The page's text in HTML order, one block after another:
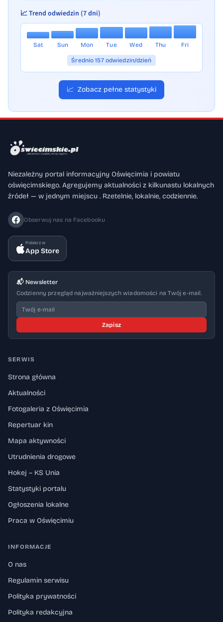
📈 Trend odwiedzin (7 dni)
Sat Sun Mon Tue Wed Thu Fri
Średnio 157 odwiedzin/dzień
📈 Zobacz pełne statystyki
Niezależny portal informacyjny Oświęcimia i powiatu
oświęcimskiego. Agregujemy aktualności z kilkunastu lokalnych
źródeł — w jednym miejscu . Rzetelnie, lokalnie, codziennie.
Obserwuj nas na Facebooku
Pobierz w
App Store
📬 Newsletter
Codzienny przegląd najważniejszych wiadomości na Twój e-mail.
Zapisz
SERWIS
Strona główna
Aktualności
Fotogaleria z Oświęcimia
Repertuar kin
Mapa aktywności
Utrudnienia drogowe
Hokej – KS Unia
Statystyki portalu
Ogłoszenia lokalne
Praca w Oświęcimiu
INFORMACJE
O nas
Regulamin serwisu
Polityka prywatności
Polityka redakcyjna